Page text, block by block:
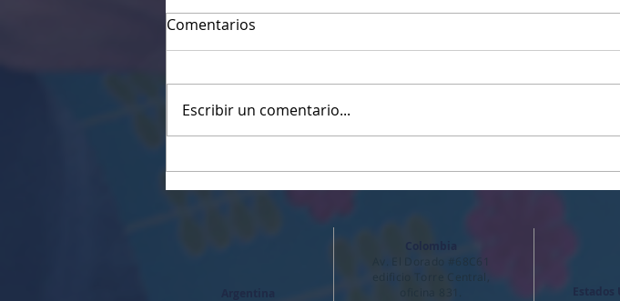
de afrontar cualquier
aplicada al futuro
Comentarios
Escribir un comentario...
Av. El Dorado #68C61
edificio Torre Central,
oficina 831.